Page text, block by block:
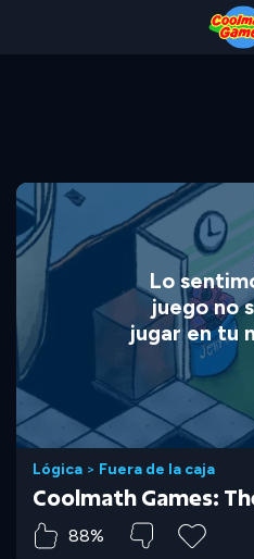
Lo
juego no
jugar en tu
Lógica > Fuera de la caja
Coolmath Games:
88%